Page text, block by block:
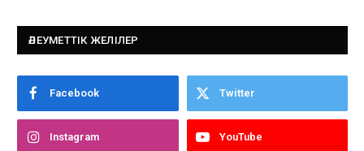
ӘЛЕУМЕТТІК ЖЕЛІЛЕР
Facebook Twitter
Instagram YouTube